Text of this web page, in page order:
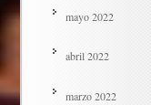
mayo 2022
abril 2022
marzo 2022